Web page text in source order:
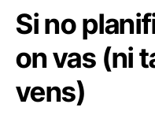
Si no
on vas (ni
vens)